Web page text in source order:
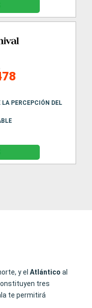
PERCEPCIÓN DEL
y el Atlántico al
tres
te permitirá